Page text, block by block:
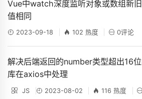
Vue中watch深度监听对象或数组新旧
值相同
2023-09-18 102 热度 0评论
解决后端返回的number类型超出16
库在axios中处理
JS 2023-08-02 116 热度